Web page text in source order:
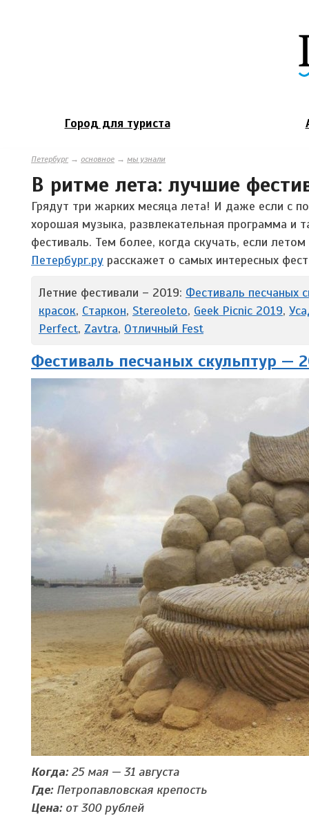
Город для туриста
Петербург→ основное → мы узнали
В ритме лета: лучшие
Грядут три жарких месяца лета! И даже если с
хорошая музыка, развлекательная программа и
фестиваль. Тем более, когда скучать, если
Петербург.ру расскажет о самых интересных
Летние фестивали – 2019: Фестиваль песчаных
красок, Старкон, Stereoleto, Geek Picnic 2019,
Perfect, Zavtra, Отличный Fest
Фестиваль песчаных скульптур —
Когда:25 мая — 31 августа
Где:Петропавловская крепость
Цена:от 300 рублей